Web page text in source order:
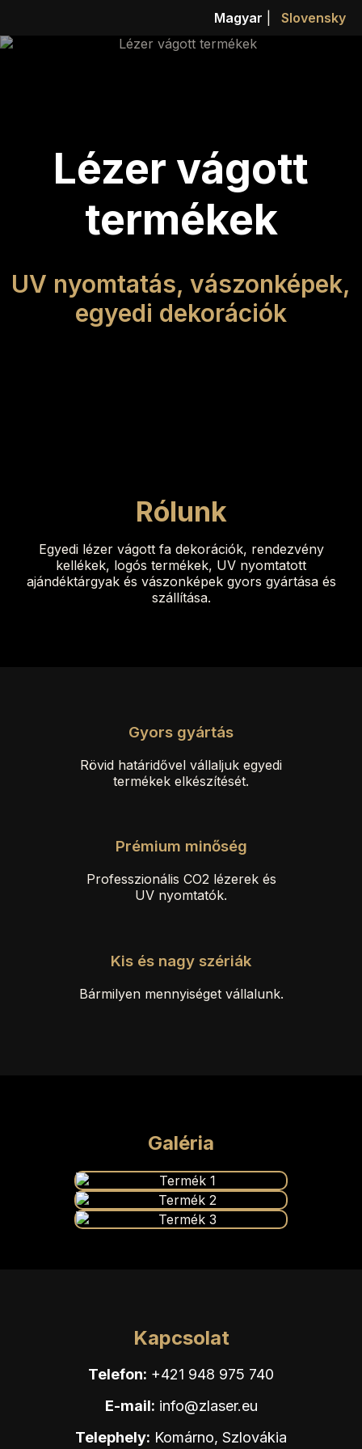
Magyar Slovensky
Lézer vágott
termékek
UV nyomtatás, vászonképek,
egyedi dekorációk
Rólunk
Egyedi lézer vágott fa dekorációk, rendezvény
kellékek, logós termékek, UV nyomtatott
ajándéktárgyak és vászonképek gyors gyártása és
szállítása.
Gyors gyártás
Rövid határidővel vállaljuk egyedi
termékek elkészítését.
Prémium minőség
Professzionális CO2 lézerek és
UV nyomtatók.
Kis és nagy szériák
Bármilyen mennyiséget vállalunk.
Galéria
Kapcsolat
Telefon: +421 948 975 740
E-mail: info@zlaser.eu
Telephely: Komárno, Szlovákia